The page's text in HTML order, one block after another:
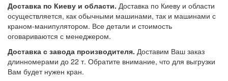
Доставка по Киеву и области. Доставка по Киеву и области
осуществляется, как обычными машинами, так и машинами с
краном-манипулятором. Все детали и стоимость
оговариваются с менеджером.
Доставка с завода производителя. Доставим Ваш заказ
длинномерами до 22 т. Обратите внимание, что для выгрузки
Вам будет нужен кран.